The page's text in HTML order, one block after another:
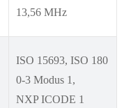
13,56 MHz
ISO 15693, ISO 180
0-3 Modus 1,
NXP ICODE 1